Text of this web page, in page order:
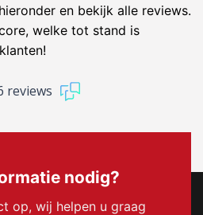
en bekijk alle reviews.
welke tot stand is
reviews
nodig?
op, wij helpen u graag